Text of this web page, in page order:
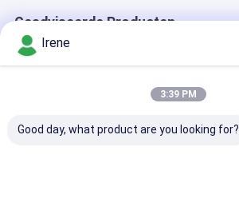
Geadviseerde Producten
Irene
3:39 PM
Good day, what product are you looking for?